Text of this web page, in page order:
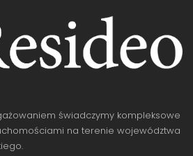
świadczymy kompleksowe
na terenie województwa